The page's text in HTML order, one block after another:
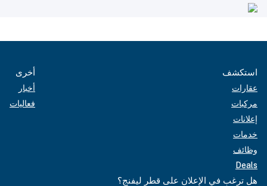
استكشف
عقارات
مركبات
إعلانات
خدمات
وظائف
Deals
أخرى
أخبار
فعاليات
هل ترغب في الإعلان على قطر ليفنج؟